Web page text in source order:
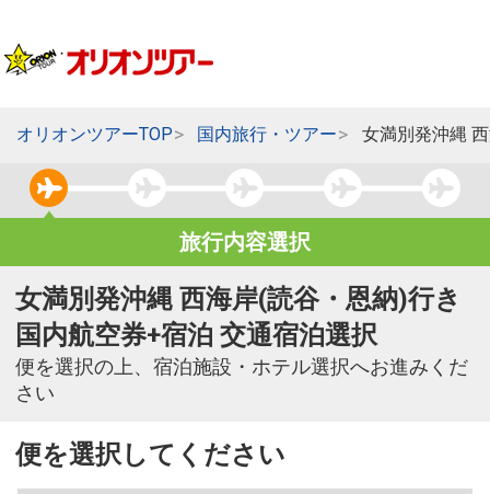
オリオンツアーTOP 国内旅行・ツアー 女満別発沖縄
旅行内容選択
女満別発沖縄 西海岸(読谷・恩納)行き
国内航空券+宿泊 交通宿泊選択
便を選択の上、宿泊施設・ホテル選択へお進みくだ
さい
便を選択してください